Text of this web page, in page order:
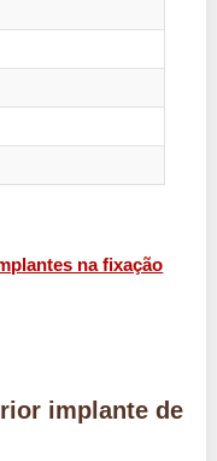
na fixação
implante de